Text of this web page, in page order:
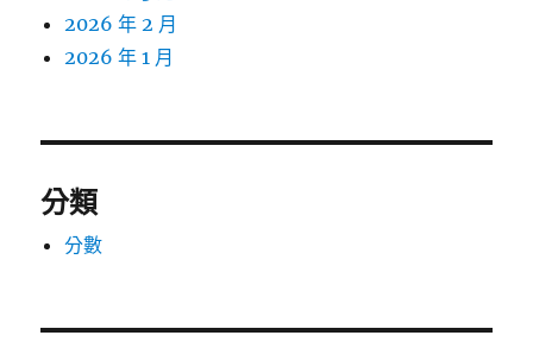
2026 年 2 月
2026 年 1 月
分類
分數